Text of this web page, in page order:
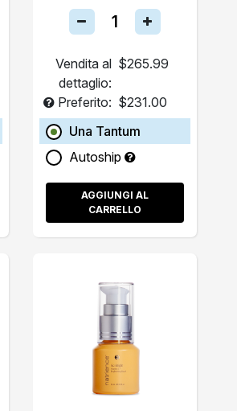
Vendita al
dettaglio:
$265.99
Preferito: $231.00
Una Tantum
Autoship
AGGIUNGI AL
CARRELLO